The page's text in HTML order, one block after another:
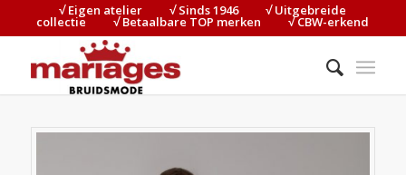
√ Eigen atelier⠀⠀⠀√ Sinds 1946⠀⠀⠀√ Uitgebreide
collectie⠀⠀⠀√ Betaalbare TOP merken⠀⠀⠀√ CBW-erkend